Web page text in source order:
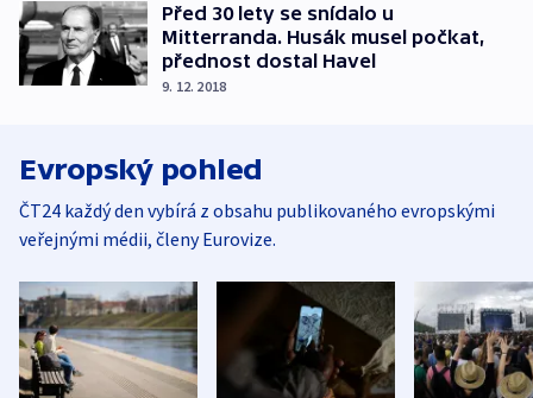
Před 30 lety se snídalo u
Mitterranda. Husák musel počkat,
přednost dostal Havel
9. 12. 2018
Evropský pohled
ČT24 každý den vybírá z obsahu publikovaného evropskými
veřejnými médii, členy Eurovize.